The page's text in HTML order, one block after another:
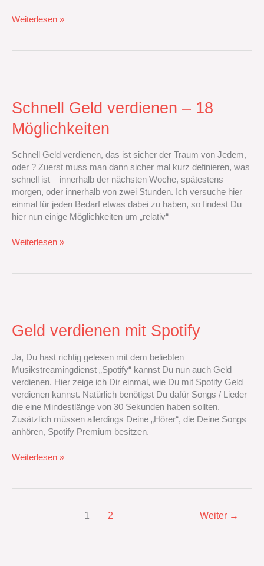
Weiterlesen »
Schnell Geld verdienen – 18
Möglichkeiten
Schnell Geld verdienen, das ist sicher der Traum von Jedem,
oder ? Zuerst muss man dann sicher mal kurz definieren, was
schnell ist – innerhalb der nächsten Woche, spätestens
morgen, oder innerhalb von zwei Stunden. Ich versuche hier
einmal für jeden Bedarf etwas dabei zu haben, so findest Du
hier nun einige Möglichkeiten um „relativ“
verdienen
–
18
Möglichkeiten
Weiterlesen »
Geld verdienen mit Spotify
Ja,‭ ‬Du hast richtig gelesen mit dem beliebten
Musikstreamingdienst‭ „‬Spotify‭“ ‬kannst Du nun auch Geld
verdienen.‭ ‬Hier zeige ich Dir einmal,‭ ‬wie Du mit Spotify Geld
verdienen kannst.‭ ‬Natürlich benötigst Du dafür Songs‭ ‬/‭ ‬Lieder
die eine Mindestlänge von‭ ‬30‭ ‬Sekunden haben sollten.‭
‬Zusätzlich müssen allerdings Deine‭ „‬Hörer‭“‬,‭ ‬die Deine Songs
anhören,‭ ‬Spotify Premium besitzen.‭
mit
Spotify
Weiterlesen »
1 2 Weiter →